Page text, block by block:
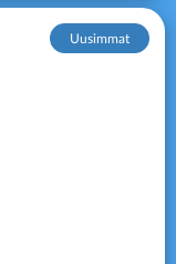
Uusimmat